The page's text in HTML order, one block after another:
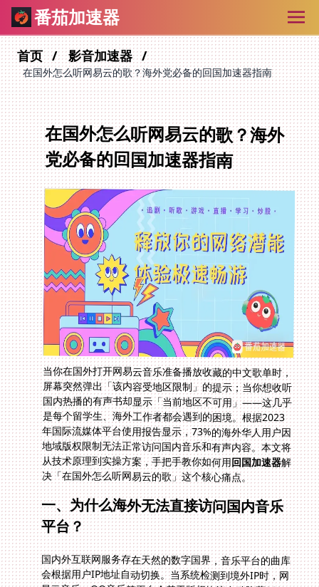
番茄加速器
首页 影音加速器
在国外怎么听网易云的歌？海外党必备的回国加速器指南
在国外怎么听网易云的歌？海外
党必备的回国加速器指南
当你在国外打开网易云音乐准备播放收藏的中文歌单时，
屏幕突然弹出「该内容受地区限制」的提示；当你想收听
国内热播的有声书却显示「当前地区不可用」——这几乎
是每个留学生、海外工作者都会遇到的困境。根据2023
年国际流媒体平台使用报告显示，73%的海外华人用户因
地域版权限制无法正常访问国内音乐和有声内容。本文将
从技术原理到实操方案，手把手教你如何用回国加速器解
决「在国外怎么听网易云的歌」这个核心痛点。
一、为什么海外无法直接访问国内音乐
平台？
国内外互联网服务存在天然的数字国界，音乐平台的曲库
会根据用户IP地址自动切换。当系统检测到境外IP时，网
易云音乐、QQ音乐等平台会基于版权协议自动隐藏80%
以上的中文歌曲和有声内容。笔者曾实测发现，同一账号